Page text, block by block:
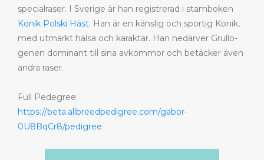
specialraser. I Sverige är han registrerad i stamboken
Konik Polski Häst. Han är en känslig och sportig Konik,
med utmärkt hälsa och karaktär. Han nedärver Grullo-
genen dominant till sina avkommor och betäcker även
andra raser.
Full Pedegree:
https://beta.allbreedpedigree.com/gabor-
0U8BqCr8/pedigree